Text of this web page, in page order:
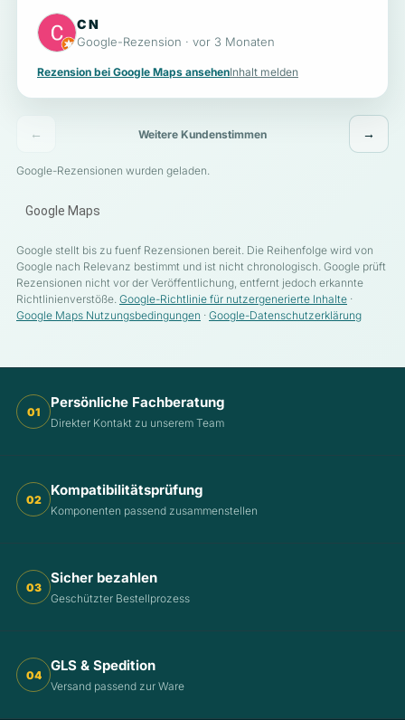
C N
Google-Rezension · vor 3 Monaten
Rezension bei Google Maps ansehenInhalt melden
← Weitere Kundenstimmen →
Google-Rezensionen wurden geladen.
Google Maps
Google stellt bis zu fuenf Rezensionen bereit. Die Reihenfolge wird von
Google nach Relevanz bestimmt und ist nicht chronologisch. Google prüft
Rezensionen nicht vor der Veröffentlichung, entfernt jedoch erkannte
Richtlinienverstöße. Google-Richtlinie für nutzergenerierte Inhalte ·
Google Maps Nutzungsbedingungen · Google-Datenschutzerklärung
01
Persönliche Fachberatung
Direkter Kontakt zu unserem Team
02
Kompatibilitätsprüfung
Komponenten passend zusammenstellen
03
Sicher bezahlen
Geschützter Bestellprozess
04
GLS & Spedition
Versand passend zur Ware